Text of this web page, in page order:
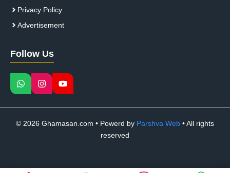
Privacy Policy
Advertisement
Follow Us
© 2026 Ghamasan.com • Powerd by Parshva Web • All rights
reserved